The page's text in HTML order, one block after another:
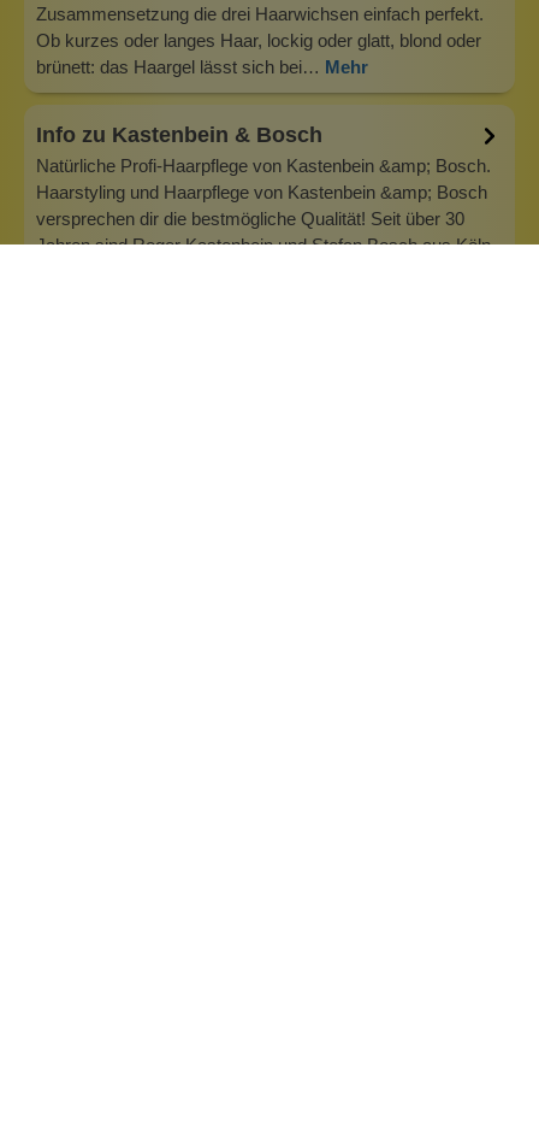
Zusammensetzung die drei Haarwichsen einfach perfekt.
Ob kurzes oder langes Haar, lockig oder glatt, blond oder
brünett: das Haargel lässt sich bei… Mehr
Info zu Kastenbein & Bosch
Natürliche Profi-Haarpflege von Kastenbein &amp; Bosch.
Haarstyling und Haarpflege von Kastenbein &amp; Bosch
versprechen dir die bestmögliche Qualität! Seit über 30
Jahren sind Roger Kastenbein und Stefan Bosch aus Köln